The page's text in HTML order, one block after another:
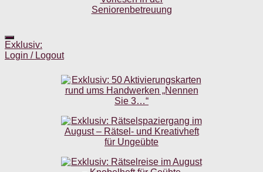
Exklusiv:
Login / Logout